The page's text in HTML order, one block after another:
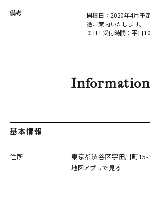
備考
開校日：2020年4月
途ご案内いたします。
※TEL受付時間：平日
Information
基本情報
住所 東京都渋谷区宇田川町15-
地図アプリで見る